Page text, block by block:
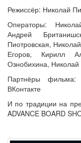
Режиссёр: Николай
Операторы:
Андрей
Пиотровская,
Егоров, Кирилл
Ознобихина,
Партнёры фильма:
ВКонтакте
И по традиции на
ADVANCE BOARD